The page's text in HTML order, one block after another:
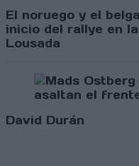
El noruego y el
inicio del rallye en
Lousada
David Durán